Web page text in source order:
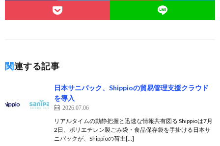
関連する記事
日本サニパック、Shippioの貿易管理支援クラウド
を導入
2026.07.06
リアルタイムの動静把握と迅速な情報共有図る Shippioは7月
2日、ポリエチレン製ごみ袋・食品保存袋を手掛ける日本サ
ニパックが、Shippioの荷主[…]